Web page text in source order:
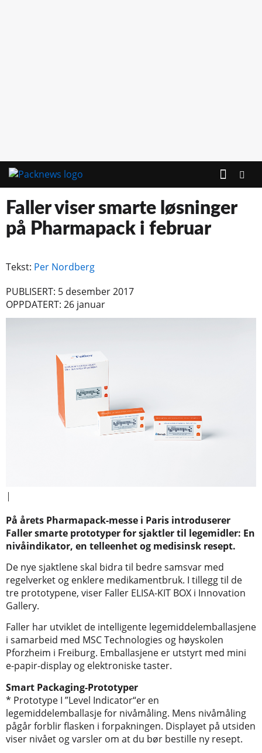
Faller viser smarte løsninger
på Pharmapack i februar
Tekst: Per Nordberg
PUBLISERT: 5 desember 2017
OPPDATERT: 26 januar
|
På årets Pharmapack-messe i Paris introduserer
Faller smarte prototyper for sjaktler til legemidler: En
nivåindikator, en telleenhet og medisinsk resept.
De nye sjaktlene skal bidra til bedre samsvar med
regelverket og enklere medikamentbruk. I tillegg til de
tre prototypene, viser Faller ELISA-KIT BOX i Innovation
Gallery.
Faller har utviklet de intelligente legemiddelemballasjene
i samarbeid med MSC Technologies og høyskolen
Pforzheim i Freiburg. Emballasjene er utstyrt med mini
e-papir-display og elektroniske taster.
Smart Packaging-Prototyper
* Prototype I ”Level Indicator“er en
legemiddelemballasje for nivåmåling. Mens nivåmåling
pågår forblir flasken i forpakningen. Displayet på utsiden
viser nivået og varsler om at du bør bestille ny resept.